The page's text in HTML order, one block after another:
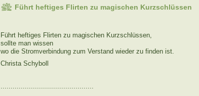
Führt heftiges Flirten zu magischen Kurzschlüssen
Führt heftiges Flirten zu magischen Kurzschlüssen,
sollte man wissen
wo die Stromverbindung zum Verstand wieder zu finden ist.
Christa Schyboll